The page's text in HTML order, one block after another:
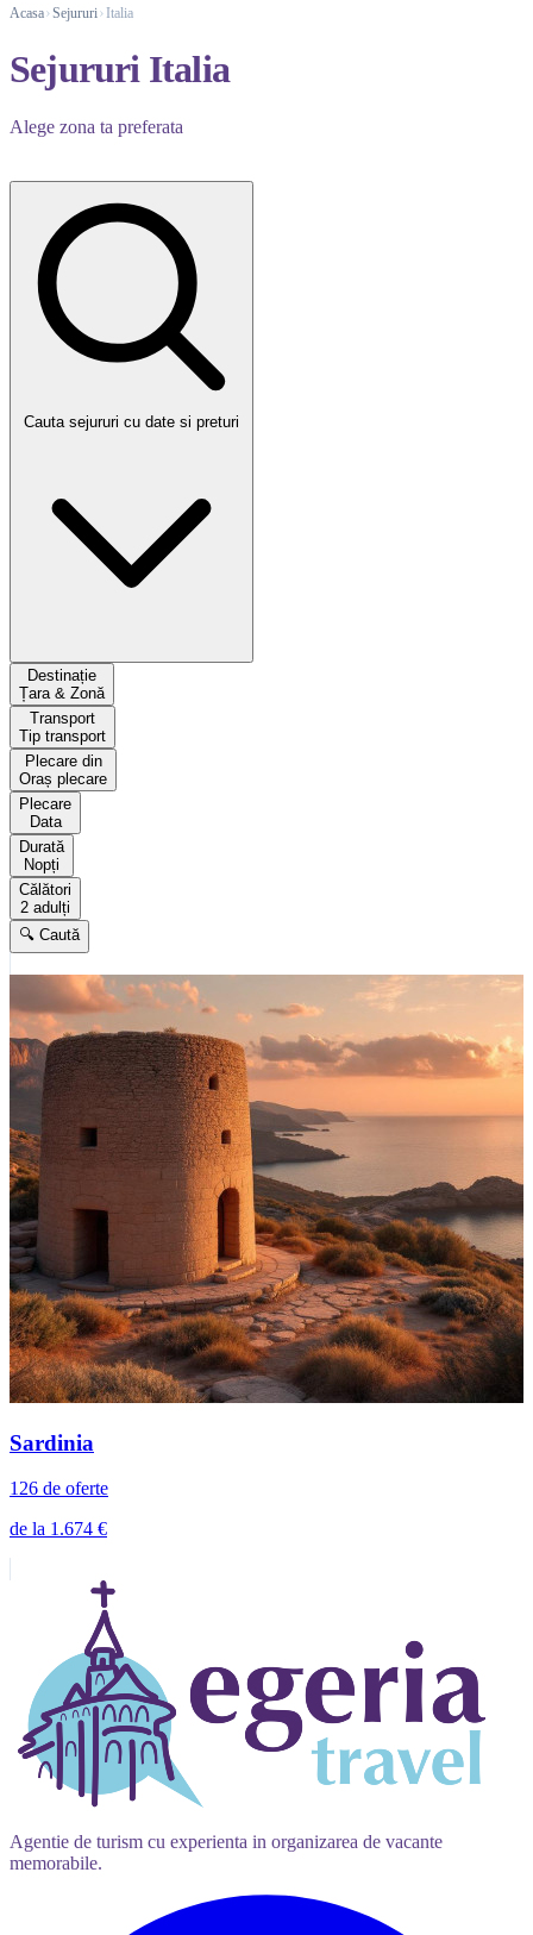
Acasa Sejururi Italia
Sejururi Italia
Alege zona ta preferata
Cauta sejururi cu date si preturi
Destinație
Țara & Zonă
Transport
Tip transport
Plecare din
Oraș plecare
Plecare
Data
Durată
Nopți
Călători
2 adulți
🔍 Caută
Sardinia
126 de oferte
de la 1.674 €
Agentie de turism cu experienta in organizarea de vacante
memorabile.